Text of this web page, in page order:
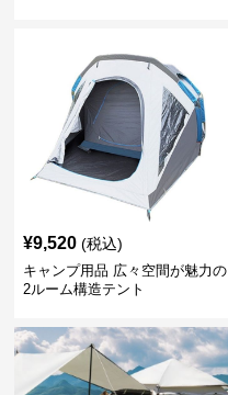
¥9,520 (税込)
キャンプ用品 広々空間が魅力の
2ルーム構造テント